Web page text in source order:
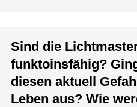
Sind die
funktoinsfähig?
diesen aktuell
Leben aus? Wie